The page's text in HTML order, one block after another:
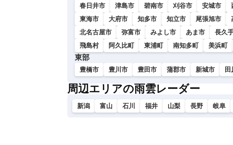
春日井市
津島市 碧南市 刈谷市 安城市
東海市
大府市 知多市 知立市 尾張旭市
北名古屋市
弥富市 みよし市 あま市 長久
飛島村
阿久比町 東浦町 南知多町 美浜町
東部
豊橋市 豊川市 豊田市 蒲郡市 新城市 田
周辺エリアの雨雲レーダー
新潟 富山 石川 福井 山梨 長野 岐阜